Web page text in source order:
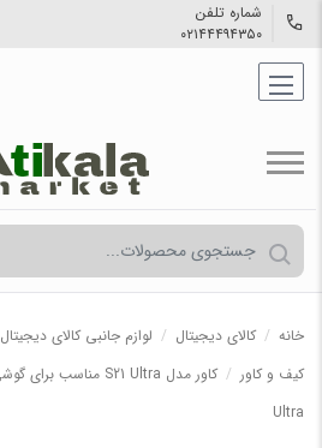
شماره تلفن
۰۲۱۴۴۴۹۴۳۵۰
خانه / کالاي دیجیتال / لوازم جانبی کالای دیجیتال
کیف و کاور /
Ultra